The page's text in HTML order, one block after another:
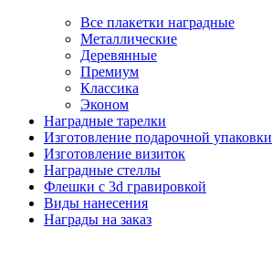
Все плакетки наградные
Металлические
Деревянные
Премиум
Классика
Эконом
Наградные тарелки
Изготовление подарочной упаковки
Изготовление визиток
Наградные стеллы
Флешки с 3d гравировкой
Виды нанесения
Награды на заказ